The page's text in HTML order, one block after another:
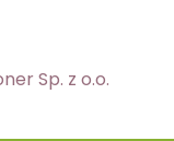
Sp. z o.o.